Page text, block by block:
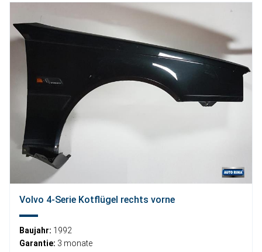
Volvo 4-Serie Kotflügel rechts vorne
Baujahr: 1992
Garantie: 3 monate